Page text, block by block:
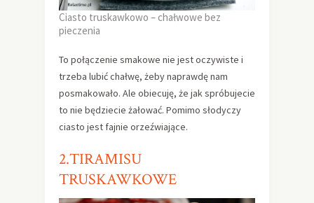
Ciasto truskawkowo – chałwowe bez
pieczenia
To połączenie smakowe nie jest oczywiste i
trzeba lubić chałwę, żeby naprawdę nam
posmakowało. Ale obiecuję, że jak spróbujecie
to nie będziecie żałować. Pomimo słodyczy
ciasto jest fajnie orzeźwiające.
2.TIRAMISU
TRUSKAWKOWE